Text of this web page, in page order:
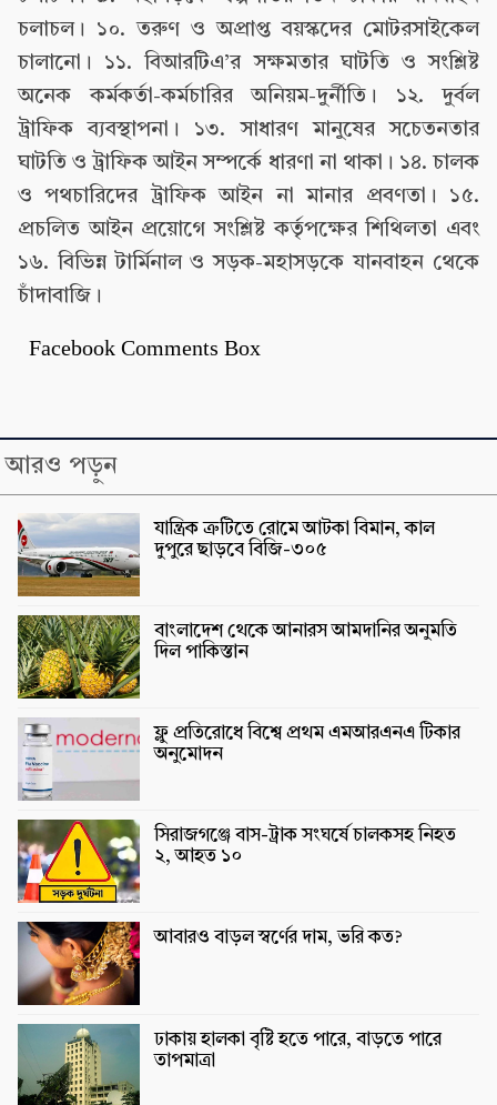
চলাচল। ১০. তরুণ ও অপ্রাপ্ত বয়স্কদের মোটরসাইকেল
চালানো। ১১. বিআরটিএ’র সক্ষমতার ঘাটতি ও সংশ্লিষ্ট
অনেক কর্মকর্তা-কর্মচারির অনিয়ম-দুর্নীতি। ১২. দুর্বল
ট্রাফিক ব্যবস্থাপনা। ১৩. সাধারণ মানুষের সচেতনতার
ঘাটতি ও ট্রাফিক আইন সম্পর্কে ধারণা না থাকা। ১৪. চালক
ও পথচারিদের ট্রাফিক আইন না মানার প্রবণতা। ১৫.
প্রচলিত আইন প্রয়োগে সংশ্লিষ্ট কর্তৃপক্ষের শিথিলতা এবং
১৬. বিভিন্ন টার্মিনাল ও সড়ক-মহাসড়কে যানবাহন থেকে
চাঁদাবাজি।
Facebook Comments Box
আরও পড়ুন
যান্ত্রিক ত্রুটিতে রোমে আটকা বিমান, কাল
দুপুরে ছাড়বে বিজি-৩০৫
বাংলাদেশ থেকে আনারস আমদানির অনুমতি
দিল পাকিস্তান
ফ্লু প্রতিরোধে বিশ্বে প্রথম এমআরএনএ টিকার
অনুমোদন
সিরাজগঞ্জে বাস-ট্রাক সংঘর্ষে চালকসহ নিহত
২, আহত ১০
আবারও বাড়ল স্বর্ণের দাম, ভরি কত?
ঢাকায় হালকা বৃষ্টি হতে পারে, বাড়তে পারে
তাপমাত্রা